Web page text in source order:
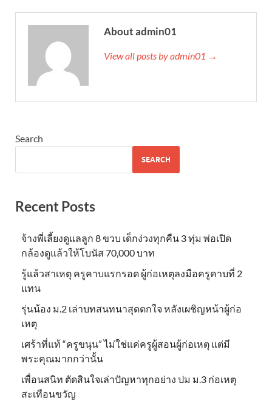
About admin01
View all posts by admin01 →
Search
SEARCH
Recent Posts
จ้างพี่เลี้ยงดูแลลูก 8 ขวบ เด็กง่วงทุกคืน 3 ทุ่ม พ่อเปิด
กล้องดูแล้วให้โบนัส 70,000 บาท
รู้แล้วสาเหตุ ครูคาบแรกรอด ผู้ก่อเหตุลงมือครูคาบที่ 2
แทน
รุ่นน้อง ม.2 เล่าบทสนทนาสุดตกใจ หลังเผชิญหน้าผู้ก่อ
เหตุ
เศร้าที่แท้ “ครูขนุน” ไม่ใช่แค่ครูผู้สอนผู้ก่อเหตุ แต่มี
พระคุณมากกว่านั้น
เพื่อนสนิท ตัดสินใจเล่าปัญหาทุกอย่าง ปม ม.3 ก่อเหตุ
สะเทือนขวัญ